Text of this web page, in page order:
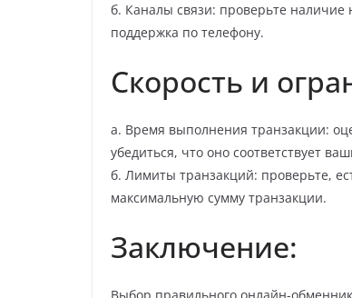
б. Каналы связи: проверьте наличие
поддержка по телефону.
Скорость и
а. Время выполнения транзакции:
убедиться, что оно соответствует
б. Лимиты транзакций: проверьте,
максимальную сумму транзакции.
Заключение: